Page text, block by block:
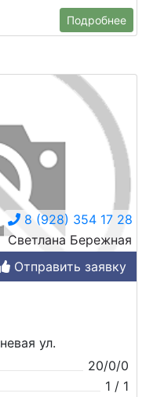
Подробнее
8 (928) 354 17 28
Светлана Бережная
Отправить заявку
ул.
20/0/0
1 / 1